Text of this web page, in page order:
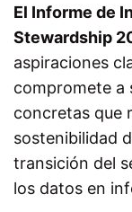
El Informe de
Stewardship
aspiraciones
compromete a
concretas que
sostenibilidad
transición del
los datos en